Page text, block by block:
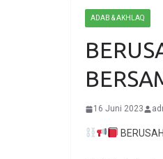
ADAB & AKHLAQ
16 Juni 2023